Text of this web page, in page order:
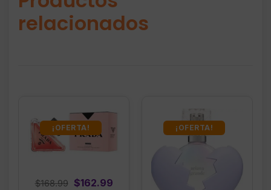
relacionados
¡OFERTA!
$168.99
Original
$162.99Current
¡OFERTA!